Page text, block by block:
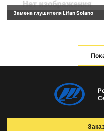
Замена глушителя Lifan Solano